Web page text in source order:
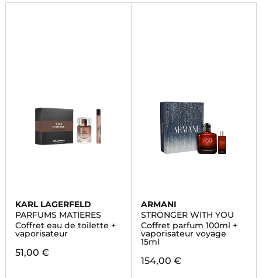
KARL LAGERFELD
PARFUMS MATIERES
Coffret eau de toilette +
vaporisateur
51,00 €
ARMANI
STRONGER WITH YOU
Coffret parfum 100ml +
vaporisateur voyage
15ml
154,00 €